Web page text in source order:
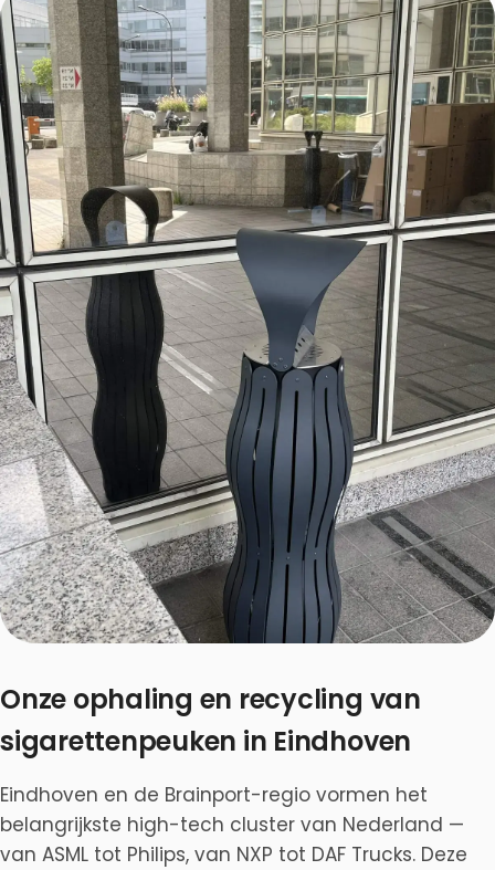
Onze ophaling en recycling van
sigarettenpeuken in Eindhoven
Eindhoven en de Brainport-regio vormen het
belangrijkste high-tech cluster van Nederland —
van ASML tot Philips, van NXP tot DAF Trucks. Deze